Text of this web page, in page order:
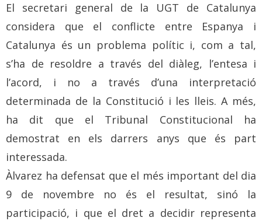
El secretari general de la UGT de Catalunya
considera que el conflicte entre Espanya i
Catalunya és un problema polític i, com a tal,
s’ha de resoldre a través del diàleg, l’entesa i
l’acord, i no a través d’una interpretació
determinada de la Constitució i les lleis. A més,
ha dit que el Tribunal Constitucional ha
demostrat en els darrers anys que és part
interessada.
Àlvarez ha defensat que el més important del dia
9 de novembre no és el resultat, sinó la
participació, i que el dret a decidir representa